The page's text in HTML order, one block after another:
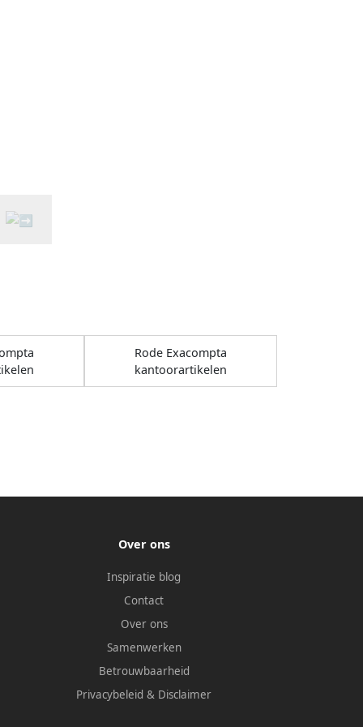
Rode Exacompta
kantoorartikelen
Over ons
Inspiratie blog
Contact
Over ons
Samenwerken
Betrouwbaarheid
Privacybeleid & Disclaimer